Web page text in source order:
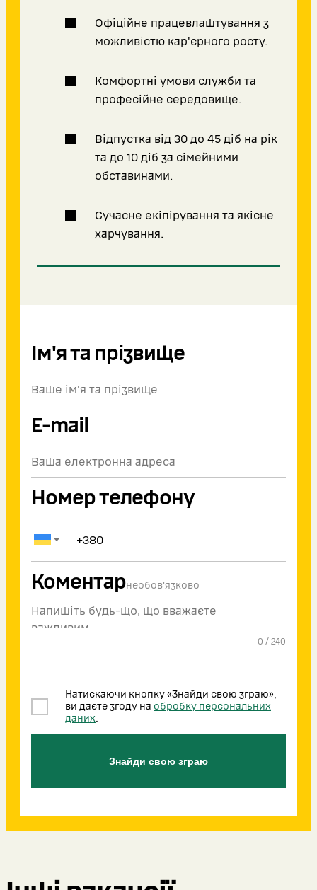
Офіційне працевлаштування з
можливістю кар'єрного росту.
Комфортні умови служби та
професійне середовище.
Відпустка від 30 до 45 діб на рік
та до 10 діб за сімейними
обставинами.
Сучасне екіпірування та якісне
харчування.
Ім'я та прізвище
E-mail
Номер телефону
Коментарнеобов'язково
0 / 240
Натискаючи кнопку «Знайди свою зграю»,
ви даєте згоду на обробку персональних
даних.
Знайди свою зграю